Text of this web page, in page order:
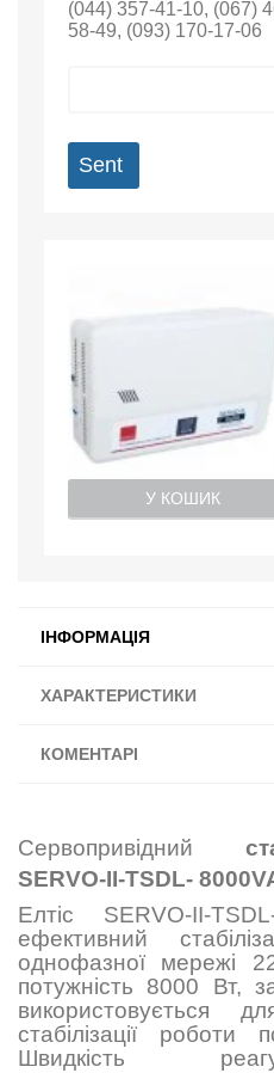
(044) 357-41-10, (067)
58-49, (093) 170-17-06
Sent
У КОШИК
ІНФОРМАЦІЯ
ХАРАКТЕРИСТИКИ
КОМЕНТАРІ
Сервопривідний
SERVO-II-TSDL-
Елтіс SERVO-II-
ефективний
однофазної мережі
потужність 8000 Вт,
використовується
стабілізації роботи
Швидкість